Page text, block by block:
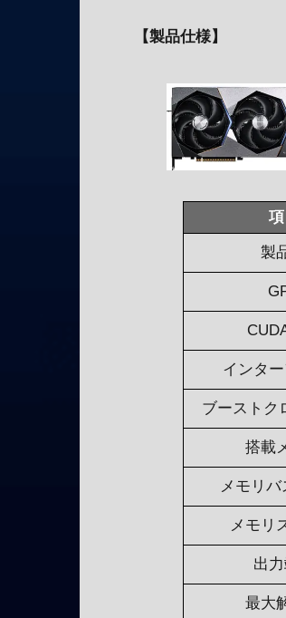
【製品仕様】
項
製
インタ
ブーストク
搭載
メモリバ
メモリ
出
最大